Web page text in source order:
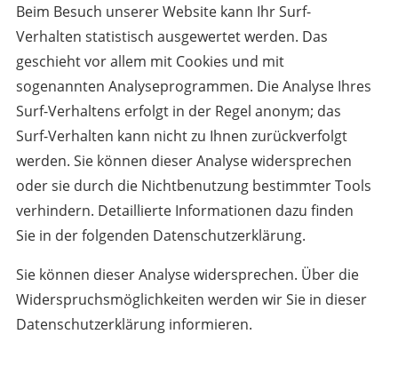
Beim Besuch unserer Website kann Ihr Surf-
Verhalten statistisch ausgewertet werden. Das
geschieht vor allem mit Cookies und mit
sogenannten Analyseprogrammen. Die Analyse Ihres
Surf-Verhaltens erfolgt in der Regel anonym; das
Surf-Verhalten kann nicht zu Ihnen zurückverfolgt
werden. Sie können dieser Analyse widersprechen
oder sie durch die Nichtbenutzung bestimmter Tools
verhindern. Detaillierte Informationen dazu finden
Sie in der folgenden Datenschutzerklärung.
Sie können dieser Analyse widersprechen. Über die
Widerspruchsmöglichkeiten werden wir Sie in dieser
Datenschutzerklärung informieren.